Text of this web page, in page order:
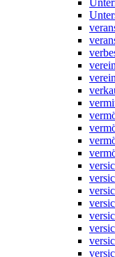
verein